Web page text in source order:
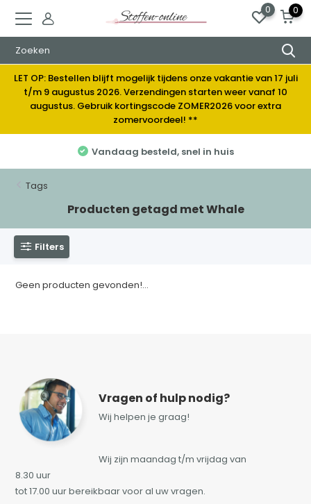
0 0
LET OP: Bestellen blijft mogelijk tijdens onze vakantie van 17 juli
t/m 9 augustus 2026. Verzendingen starten weer vanaf 10
augustus. Gebruik kortingscode ZOMER2026 voor extra
zomervoordeel! **
Vandaag besteld, snel in huis
Tags
Producten getagd met Whale
Filters
Geen producten gevonden!...
Vragen of hulp nodig?
Wij helpen je graag!
Wij zijn maandag t/m vrijdag van
8.30 uur
tot 17.00 uur bereikbaar voor al uw vragen.